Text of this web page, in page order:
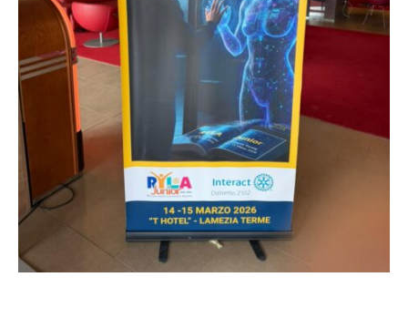
Programmi
Calendario
Eventi
Documenti